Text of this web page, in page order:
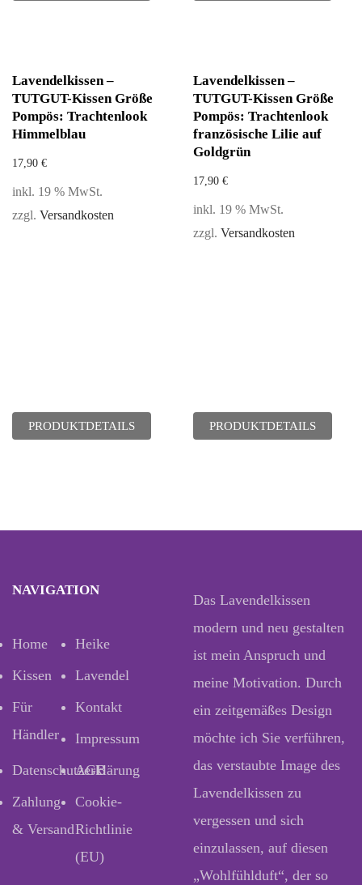
Lavendelkissen –
TUTGUT-Kissen Größe
Pompös: Trachtenlook
Himmelblau
17,90 €
inkl. 19 % MwSt.
zzgl. Versandkosten
PRODUKTDETAILS
Lavendelkissen –
TUTGUT-Kissen Größe
Pompös: Trachtenlook
französische Lilie auf
Goldgrün
17,90 €
inkl. 19 % MwSt.
zzgl. Versandkosten
PRODUKTDETAILS
NAVIGATION
Home
Heike
Kissen
Lavendel
Für
Händler
Kontakt
Impressum
Datenschutzerklärung
AGB
Zahlung
& Versand
Cookie-
Richtlinie
(EU)
Das Lavendelkissen
modern und neu gestalten
ist mein Anspruch und
meine Motivation. Durch
ein zeitgemäßes Design
möchte ich Sie verführen,
das verstaubte Image des
Lavendelkissen zu
vergessen und sich
einzulassen, auf diesen
„Wohlfühlduft“, der so